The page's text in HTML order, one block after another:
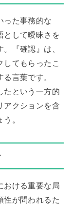
った事務的な
として曖昧さを
『確認』は、
てもらったこ
言葉です。
たという一方的
アクションを含
。
おける重要な局
性が問われるた